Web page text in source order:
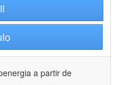
a partir de